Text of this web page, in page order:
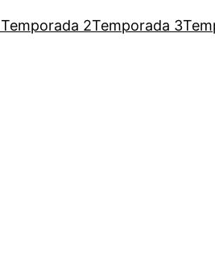
Temporada 2Temporada 3